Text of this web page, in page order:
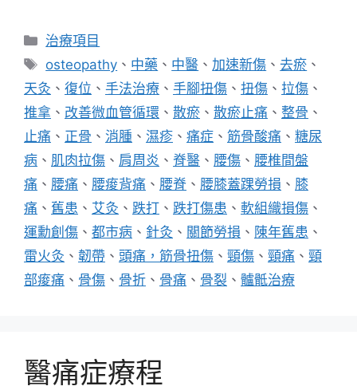
分
類
治療項目
標
籤
osteopathy 、 中藥 、 中醫 、加速新傷 、去瘀 、
天灸 、 復位 、 手法治療 、 手腳扭傷 、 扭傷 、 拉傷 、
推拿 、 改善微血管循環 、 散瘀 、 散瘀止痛 、 整骨 、
止痛 、 正骨 、 消腫 、 濕疹 、 痛症 、 筋骨酸痛 、 糖尿
病 、 肌肉拉傷 、 肩周炎 、 脊醫 、 腰傷 、 腰椎間盤
痛 、 腰痛 、 腰痠背痛 、 腰脊 、 腰膝蓋踝勞損 、 膝
痛 、 舊患 、 艾灸 、 跌打 、 跌打傷患 、 軟組織損傷 、
運勳創傷 、 都市病 、 針灸 、 關節勞損 、 陳年舊患 、
雷火灸 、 韌帶 、 頭痛，筋骨扭傷 、 頸傷 、 頸痛 、 頸
部痠痛 、 骨傷 、 骨折 、 骨痛 、 骨裂 、 髗骶治療
醫痛症療程